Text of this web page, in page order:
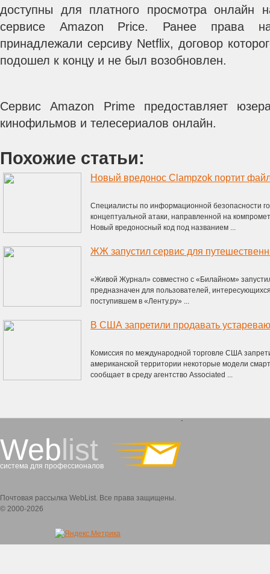
доступны для платного просмотра онлайн
сервисе Amazon Price.
Ранее права на
принадлежали серсиву Netflix, договор
подошел к концу и не был возобновлен.
Сервис Amazon Prime предоставляет
кинофильмов и телесериалов онлайн.
Похожие статьи:
Новый вредонос Clampzok портит
Специалисты по информационной безопасности
концептуальной атаки, направленной на
Новый вредоносный код под названием ...
ЖЖ запустил сервис для
«Живой Журнал» совместно с «Билайном»
предназначен для пользователей,
поступившем в «Ленту.ру» ...
В США запретили продавать
Комиссия по международной торговле США
американской территории некоторые модели
сообщает в среду агентство Associated ...
Weblist
система для профессионалов
`
Почтовая рассылка WebList. Все права защищены.
© 2000-2026